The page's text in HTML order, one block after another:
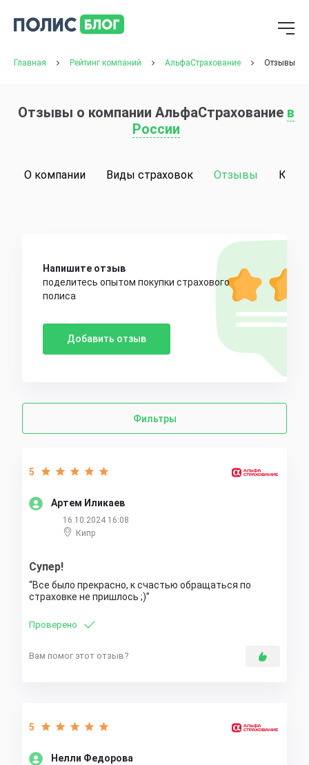
Главная Рейтинг компаний АльфаСтрахование Отзывы
Отзывы о компании АльфаСтрахование в
России
О компании Виды страховок Отзывы
Артем Иликаев
5
16.10.2024 16:08
Кипр
Супер!
Все было прекрасно, к счастью обращаться по
страховке не пришлось ;)
Проверено
Вам помог этот отзыв?
Нелли Федорова
5
Напишите отзыв
поделитесь опытом покупки страхового
полиса
Добавить отзыв
Фильтры